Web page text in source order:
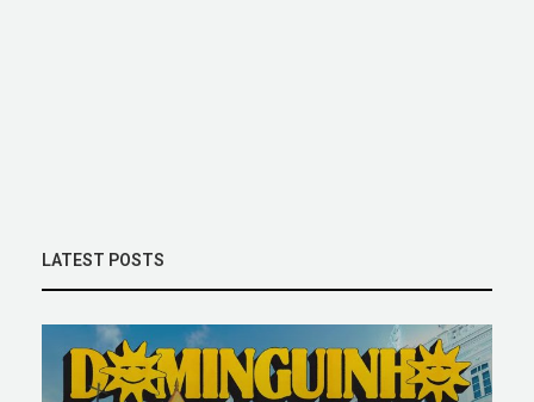
LATEST POSTS